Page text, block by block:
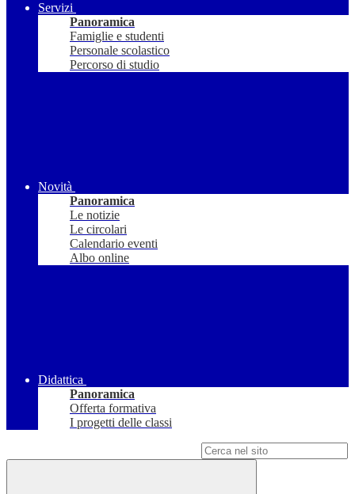
Servizi
Panoramica
Famiglie e studenti
Personale scolastico
Percorso di studio
Novità
Panoramica
Le notizie
Le circolari
Calendario eventi
Albo online
Didattica
Panoramica
Offerta formativa
I progetti delle classi